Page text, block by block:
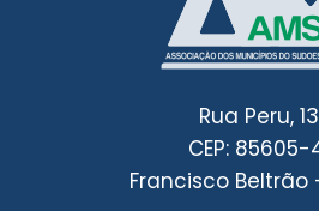
Rua Peru,
CEP: 85605-
Francisco Beltrão